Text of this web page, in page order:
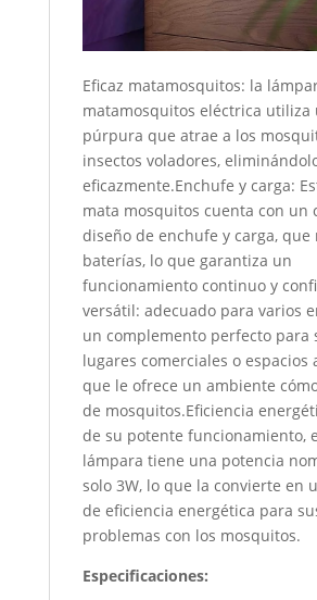
Eficaz matamosquitos: la
matamosquitos eléctrica utiliza
púrpura que atrae a los
insectos voladores,
eficazmente.Enchufe y carga:
mata mosquitos cuenta con un
diseño de enchufe y carga, que
baterías, lo que garantiza un
funcionamiento continuo y
versátil: adecuado para varios
un complemento perfecto para
lugares comerciales o espacios
que le ofrece un ambiente
de mosquitos.Eficiencia
de su potente funcionamiento,
lámpara tiene una potencia
solo 3W, lo que la convierte en
de eficiencia energética para
problemas con los mosquitos.
Especificaciones: